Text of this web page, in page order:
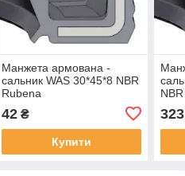
Манжета армована -
сальник WAS 30*45*8 NBR
Rubena
42₴
Купити
323